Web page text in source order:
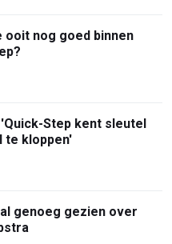
ooit nog goed binnen
Step kent sleutel
te kloppen'
genoeg gezien over